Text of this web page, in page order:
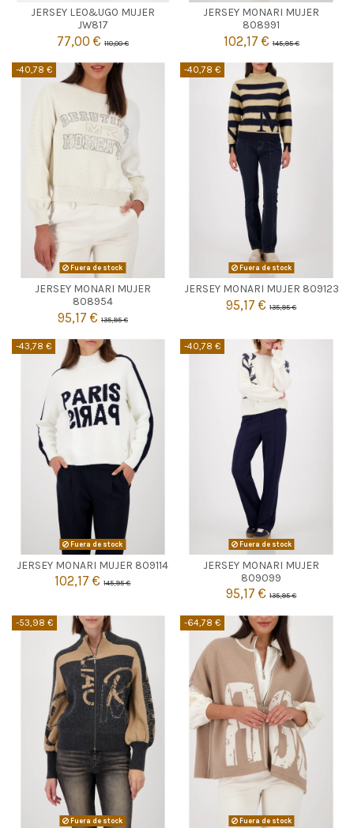
JERSEY LEO&UGO MUJER
JW817
77,00 €110,00 €
 Agotado
JERSEY MONARI MUJER
808991
102,17 €145,95 €
42

Añadir al carrito
-40,78 €
Fuera de stock
JERSEY MONARI MUJER
808954
95,17 €135,95 €
 Agotado
-40,78 €
Fuera de stock
JERSEY MONARI MUJER 809123
95,17 €135,95 €

-43,78 €
Fuera de stock
JERSEY MONARI MUJER 809114
102,17 €145,95 €
 Agotado
-40,78 €
Fuera de stock
JERSEY MONARI MUJER
809099
95,17 €135,95 €
 Agotado
-53,98 €
Fuera de stock
-64,78 €
Fuera de stock